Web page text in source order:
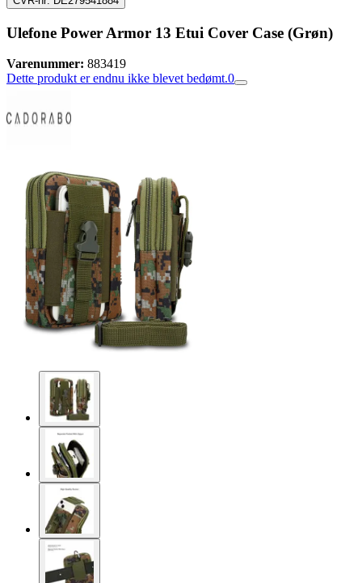
Ulefone Power Armor 13 Etui Cover Case (Grøn)
Varenummer: 883419
Dette produkt er endnu ikke blevet bedømt.0